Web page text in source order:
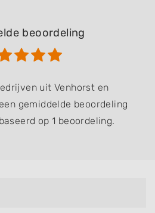
beoordeling
uit Venhorst en
gemiddelde beoordeling
op 1 beoordeling.